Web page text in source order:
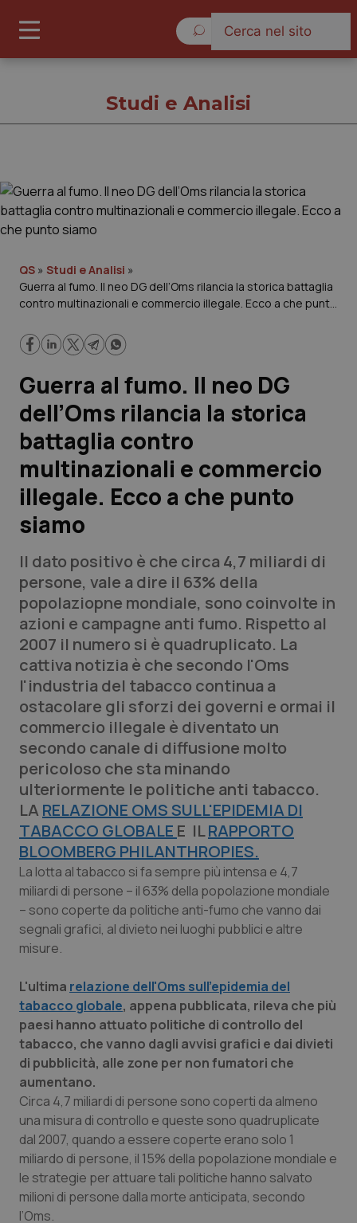
Cronache
Governo e Parlamento
Regioni e Asl
Lavoro e Professioni
Scienza e Farmaci
Studi e Analisi
Lettere al direttore
Edizioni Regionali
QS Pro
Professionisti Sanitari.AI
Abruzzo
Basilicata
Calabria
Campania
Emilia-Romagna
Friuli Venezia Giulia
Lazio
Liguria
Marche
Molise
Piemonte
Provincia Autonoma di Bolzano
Provincia Autonoma di Trento
QS Pro Gold
Artrite & artrosi
Asma & BPCO
Car-T
Colesterolo & coronaropatie
Dermatite Atopica
Diabete & glucometri
Disturbi dell’umore
Donna & Salute
Epatiti
HIV
Infezioni & Febbre
Ipertensione & Scompenso
QS Club Newsletter
Studi e Analisi
QS » Studi e Analisi »
Guerra al fumo. Il neo DG dell’Oms rilancia la storica battaglia
contro multinazionali e commercio illegale. Ecco a che punto
Guerra al fumo. Il neo DG
dell’Oms rilancia la storica
battaglia contro
multinazionali e commercio
illegale. Ecco a che punto
siamo
Il dato positivo è che circa 4,7 miliardi di
persone, vale a dire il 63% della
popolaziopne mondiale, sono coinvolte in
azioni e campagne anti fumo. Rispetto al
2007 il numero si è quadruplicato. La
cattiva notizia è che secondo l'Oms
l'industria del tabacco continua a
ostacolare gli sforzi dei governi e ormai il
commercio illegale è diventato un
secondo canale di diffusione molto
pericoloso che sta minando
ulteriormente le politiche anti tabacco.
LA RELAZIONE OMS SULL'EPIDEMIA DI
TABACCO GLOBALE E ILRAPPORTO
BLOOMBERG PHILANTHROPIES.
La lotta al tabacco si fa sempre più intensa e 4,7
miliardi di persone – il 63% della popolazione mondiale
– sono coperte da politiche anti-fumo che vanno dai
segnali grafici, al divieto nei luoghi pubblici e altre
misure.
L'ultima relazione dell'Oms sull'epidemia del
tabacco globale, appena pubblicata, rileva che più
paesi hanno attuato politiche di controllo del
tabacco, che vanno dagli avvisi grafici e dai divieti
di pubblicità, alle zone per non fumatori che
aumentano.
Circa 4,7 miliardi di persone sono coperti da almeno
una misura di controllo e queste sono quadruplicate
dal 2007, quando a essere coperte erano solo 1
miliardo di persone, il 15% della popolazione mondiale e
le strategie per attuare tali politiche hanno salvato
milioni di persone dalla morte anticipata, secondo
l’Oms.